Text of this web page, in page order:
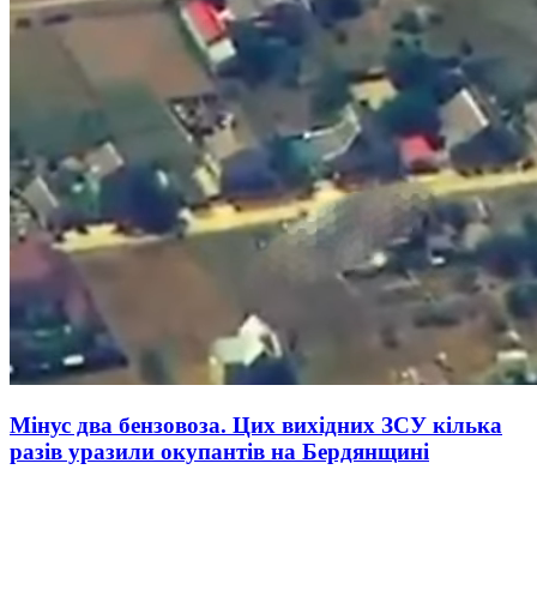
Мінус два бензовоза. Цих вихідних ЗСУ кілька
разів уразили окупантів на Бердянщині